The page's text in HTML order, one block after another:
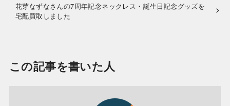
花芽なずなさんの7周年記念ネックレス・誕生日記念グッズを
宅配買取しました
この記事を書いた人